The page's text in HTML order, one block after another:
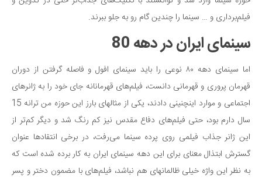
فیلم‌برداری و … سینما را چندین گام رو به جلو ببرند.
سینمای ایران در دهه 80
اما سینمای دهه ۸۰ نوعی را باید سینمای افول و فاصله گرفتن از دوران
قهرمان پروری و قهرمانی دانست، فیلم‌های قهرمانانه جای خود را به ژانر‌های
اجتماعی و موارد اینچنینی دادند، یکی از مثال‎های بارز این حوزه من ترانه 15
سال دارم بود، حتی فیلم‌های دفاع مقدس نیز کم رنگ شد و دیگر کم‌تر از
این ژانر جذاب فیلمی روی پرده سینما می‌رفت، در برخی انتقادها عنوان
گسترش ابتذال معنای برای این دهه سینمای ایران به کار برده شده است که
به نظر این واژه خیلی ظالمانه‎ای هم نباشد، فیلم‌های با مضمون دختر و پسر